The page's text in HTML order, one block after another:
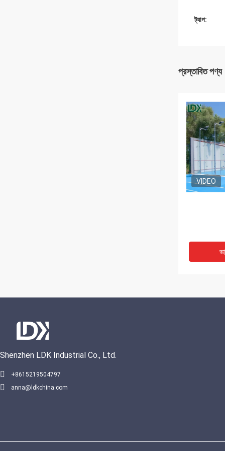
ট্যাগ:
প্রস্তাবিত পণ্য
VIDEO
Shenzhen LDK Industrial Co., Ltd.
+8615219504797
anna@ldkchina.com